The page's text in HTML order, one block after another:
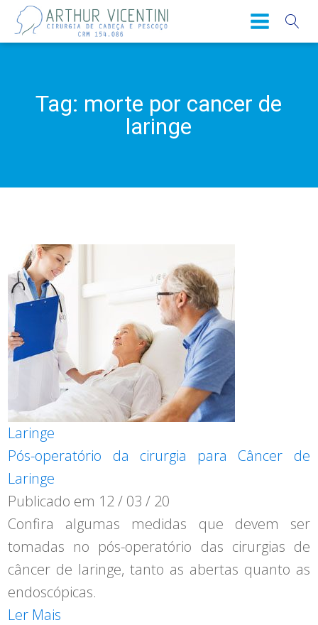
Tag: morte por cancer de
laringe
Laringe
Pós-operatório da cirurgia para Câncer de
Laringe
Publicado em 12 / 03 / 20
Confira algumas medidas que devem ser
tomadas no pós-operatório das cirurgias de
câncer de laringe, tanto as abertas quanto as
endoscópicas.
Ler Mais